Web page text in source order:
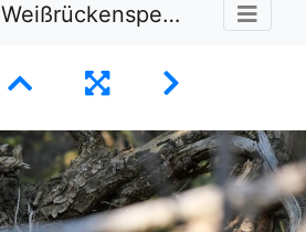
Weißrückenspecht